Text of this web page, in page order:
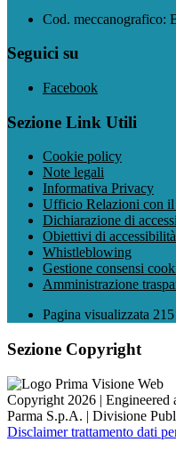
Cod. meccanografico:
Seguici su
Facebook
Sezione Link Utili
Cookie policy
Note legali
Informativa Privacy
Ufficio Relazioni con
Dichiarazione di
Obiettivi di accessibilità
Whistleblowing
Gestione consensi
Amministrazione
Pagina visualizzata 215
Sezione Copyright
Copyright 2026 | Engineered
Parma S.p.A. | Divisione
Disclaimer trattamento dati